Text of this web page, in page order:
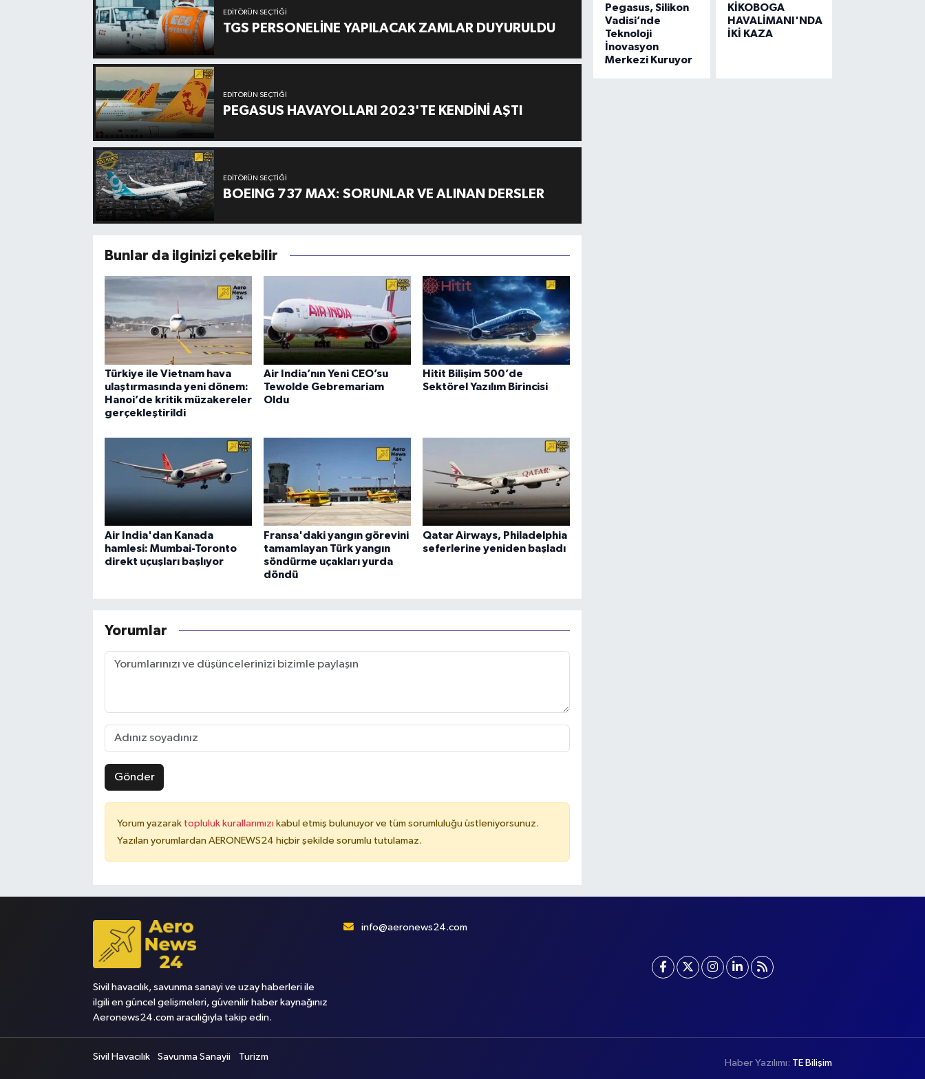
EDITÖRÜN SEÇTIĞI
TGS PERSONELİNE YAPILACAK ZAMLAR DUYURULDU
EDITÖRÜN SEÇTIĞI
PEGASUS HAVAYOLLARI 2023'TE KENDİNİ AŞTI
EDITÖRÜN SEÇTIĞI
BOEING 737 MAX: SORUNLAR VE ALINAN DERSLER
Bunlar da ilginizi çekebilir
Türkiye ile Vietnam hava
ulaştırmasında yeni dönem:
Hanoi’de kritik müzakereler
gerçekleştirildi
Air India’nın Yeni CEO’su
Tewolde Gebremariam
Oldu
Hitit Bilişim 500’de
Sektörel Yazılım Birincisi
Air India'dan Kanada
hamlesi: Mumbai-Toronto
direkt uçuşları başlıyor
Fransa'daki yangın görevini
tamamlayan Türk yangın
söndürme uçakları yurda
döndü
Qatar Airways, Philadelphia
seferlerine yeniden başladı
Yorumlar
Gönder
Yorum yazarak topluluk kurallarımızı kabul etmiş bulunuyor ve tüm sorumluluğu üstleniyorsunuz.
Yazılan yorumlardan AERONEWS24 hiçbir şekilde sorumlu tutulamaz.
Pegasus, Silikon
Vadisi’nde
Teknoloji
İnovasyon
Merkezi Kuruyor
KİKOBOGA
HAVALİMANI'NDA
İKİ KAZA
Sivil havacılık, savunma sanayi ve uzay haberleri ile
ilgili en güncel gelişmeleri, güvenilir haber kaynağınız
Aeronews24.com aracılığıyla takip edin.
info@aeronews24.com
Sivil Havacılık Savunma Sanayii Turizm
Haber Yazılımı: TE Bilişim